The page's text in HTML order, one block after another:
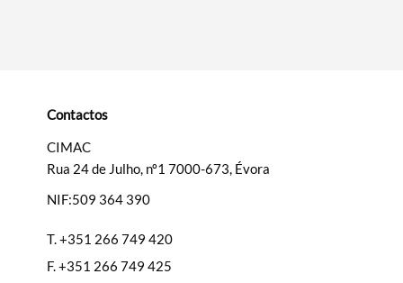
Categorias gerais
Contactos
CIMAC
Rua 24 de Julho, nº1 7000-673, Évora
NIF:509 364 390
T.+351 266 749 420
F.+351 266 749 425